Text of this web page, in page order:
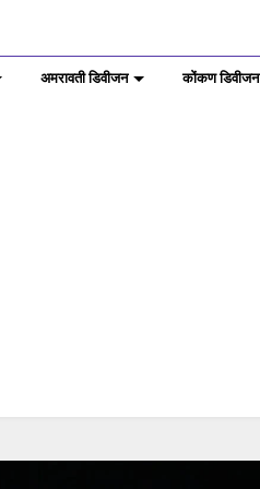
अमरावती डिवीजन कोंकण डिवीजन